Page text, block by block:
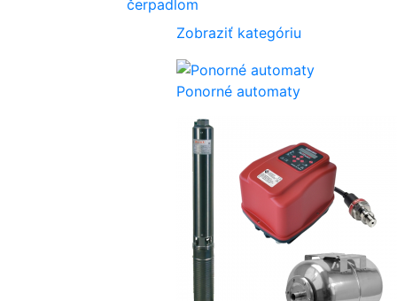
čerpadlom
Zobraziť kategóriu
Ponorné automaty